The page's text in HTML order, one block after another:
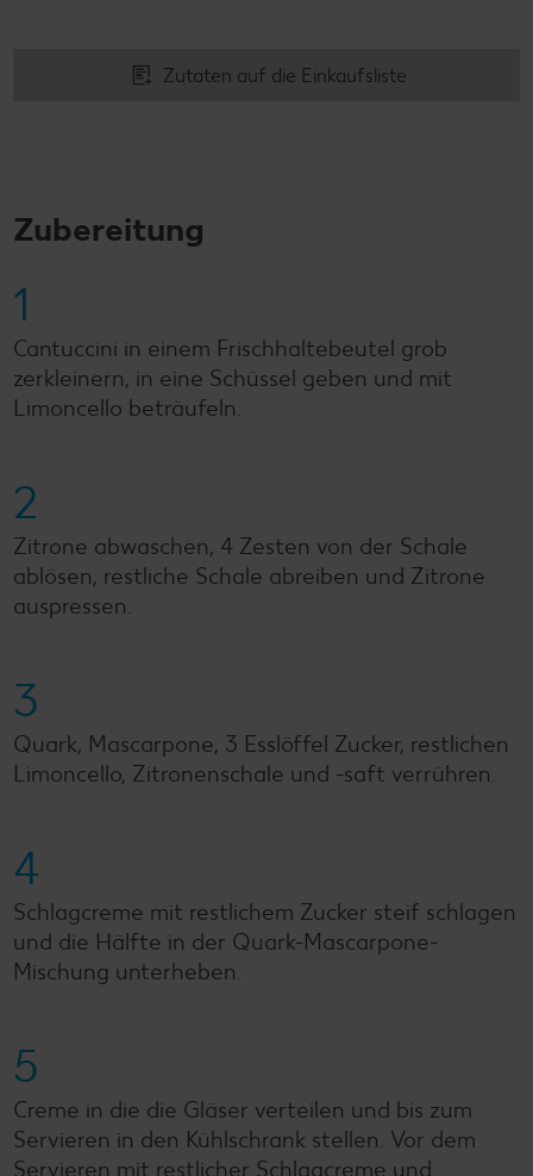
Zutaten auf die Einkaufsliste
Zubereitung
1
Cantuccini in einem Frischhaltebeutel grob
zerkleinern, in eine Schüssel geben und mit
Limoncello beträufeln.
2
Zitrone abwaschen, 4 Zesten von der Schale
ablösen, restliche Schale abreiben und Zitrone
auspressen.
3
Quark, Mascarpone, 3 Esslöffel Zucker, restlichen
Limoncello, Zitronenschale und -saft verrühren.
4
Schlagcreme mit restlichem Zucker steif schlagen
und die Hälfte in der Quark-Mascarpone-
Mischung unterheben.
5
Creme in die die Gläser verteilen und bis zum
Servieren in den Kühlschrank stellen. Vor dem
Servieren mit restlicher Schlagcreme und